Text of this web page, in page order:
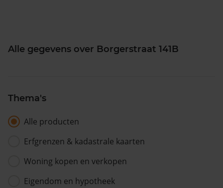
Alle gegevens over Borgerstraat 141B
Thema's
Alle producten
Erfgrenzen & kadastrale kaarten
Woning kopen en verkopen
Eigendom en hypotheek